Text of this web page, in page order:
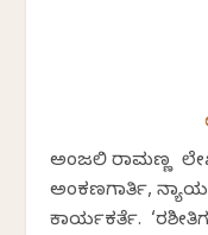
ಅಂಜಲಿ ರಾಮಣ್ಣ
ಅಂಕಣಗಾರ್ತಿ,
ಕಾರ್ಯಕರ್ತೆ.